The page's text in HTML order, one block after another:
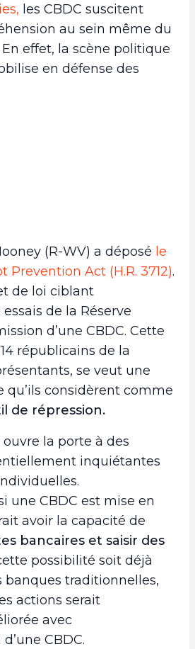
les CBDC suscitent
au sein même du
effet, la scène politique
en défense des
(R-WV) a déposé le
Act (H.R. 3712).
de loi ciblant
de la Réserve
d’une CBDC. Cette
républicains de la
se veut une
qu’ils considèrent comme
de répression.
ouvre la porte à des
inquiétantes
une CBDC est mise en
avoir la capacité de
bancaires et saisir des
possibilité soit déjà
banques traditionnelles,
actions serait
avec
CBDC.